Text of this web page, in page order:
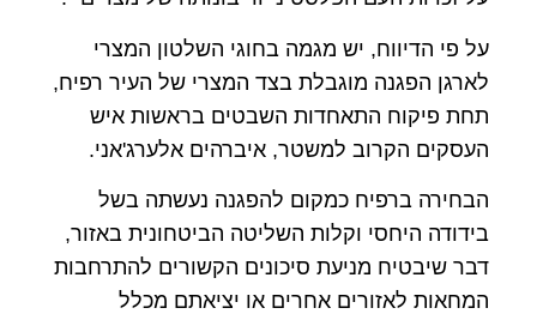
על פי הדיווח, יש מגמה בחוגי השלטון המצרי
לארגן הפגנה מוגבלת בצד המצרי של העיר רפיח,
תחת פיקוח התאחדות השבטים בראשות איש
העסקים הקרוב למשטר, איברהים אלערג'אני.
הבחירה ברפיח כמקום להפגנה נעשתה בשל
בידודה היחסי וקלות השליטה הביטחונית באזור,
דבר שיבטיח מניעת סיכונים הקשורים להתרחבות
המחאות לאזורים אחרים או יציאתם מכלל